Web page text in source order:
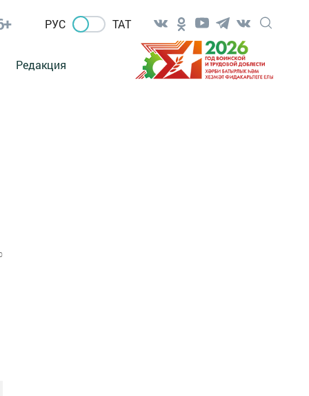
РУС ТАТ
Редакция